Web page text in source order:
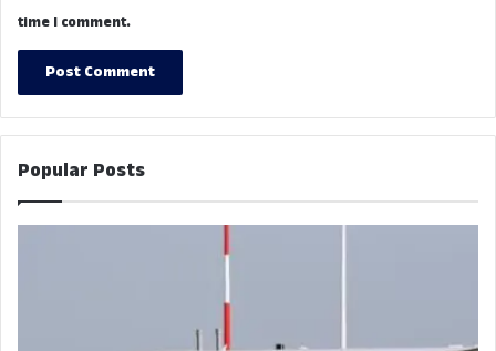
time I comment.
Popular Posts